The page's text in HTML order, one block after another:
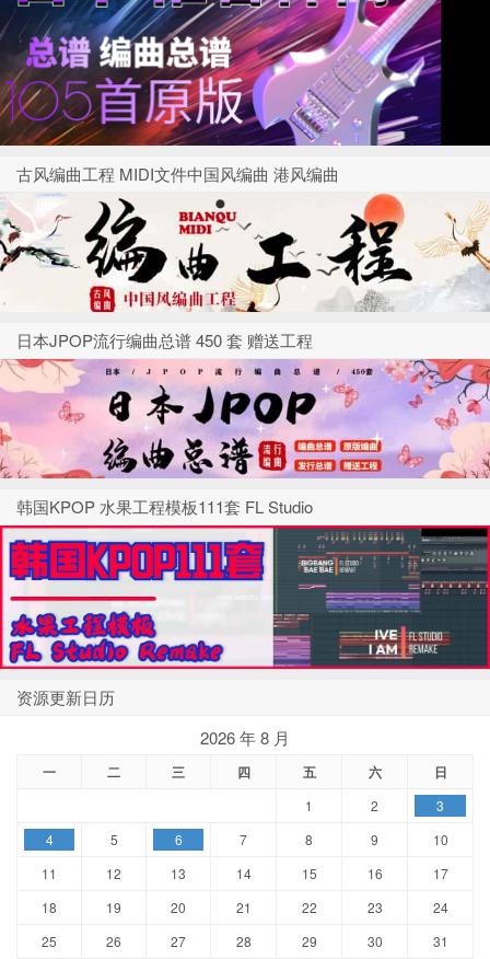
古风编曲工程 MIDI文件中国风编曲 港风编曲
日本JPOP流行编曲总谱 450 套 赠送工程
韩国KPOP 水果工程模板111套 FL Studio
资源更新日历
2026 年 8 月
一 二 三 四 五 六 日
1 2
3
4
5 6 7 8 9
10
11
12 13 14 15 16
17
18
19 20 21 22 23
24
25
26 27 28 29 30
31